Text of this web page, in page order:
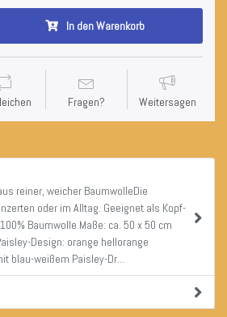
In den Warenkorb
Fragen? Weitersagen
reiner, weicher BaumwolleDie
oder im Alltag. Geeignet als Kopf-
Baumwolle Maße: ca. 50 x 50 cm
Design: orange hellorange
blau-weißem Paisley-Dr...